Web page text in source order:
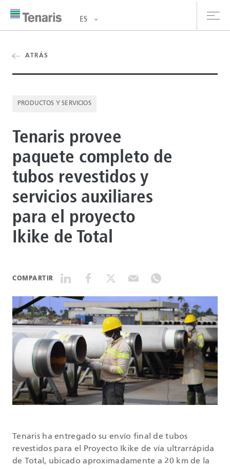
y Servicios
de prensa
ES
ATRÁS
PRODUCTOS Y SERVICIOS
Tenaris provee
paquete completo de
tubos revestidos y
servicios auxiliares
para el proyecto
Ikike de Total
COMPARTIR
Tenaris ha entregado su envío final de tubos
revestidos para el Proyecto Ikike de vía ultrarrápida
de Total, ubicado aproximadamente a 20 km de la